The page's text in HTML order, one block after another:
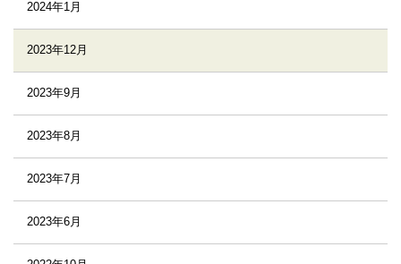
2024年1月
2023年12月
2023年9月
2023年8月
2023年7月
2023年6月